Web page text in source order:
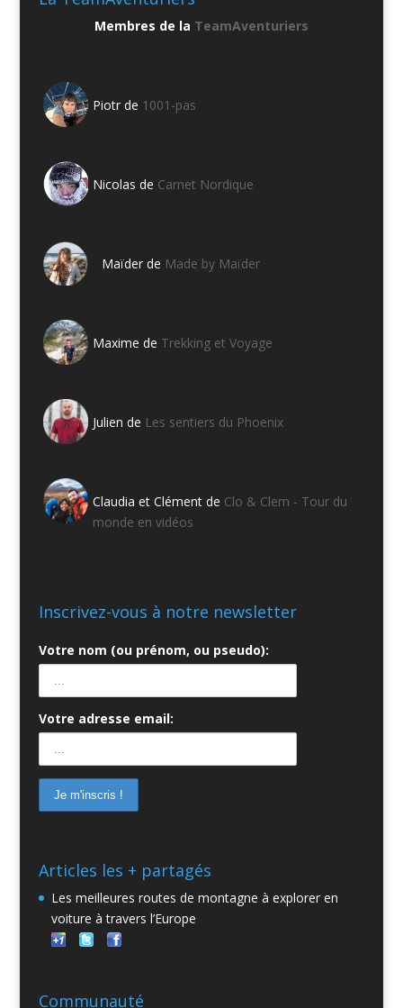
Membres de la TeamAventuriers
Piotr de 1001-pas
Nicolas de Carnet Nordique
Maïder de Made by Maïder
Maxime de Trekking et Voyage
Julien de Les sentiers du Phoenix
Claudia et Clément de Clo & Clem - Tour du
monde en vidéos
Inscrivez-vous à notre newsletter
Votre nom (ou prénom, ou pseudo):
Votre adresse email:
Articles les + partagés
Les meilleures routes de montagne à explorer en
voiture à travers l’Europe
Communauté